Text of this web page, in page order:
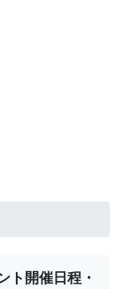
ト開催日程・